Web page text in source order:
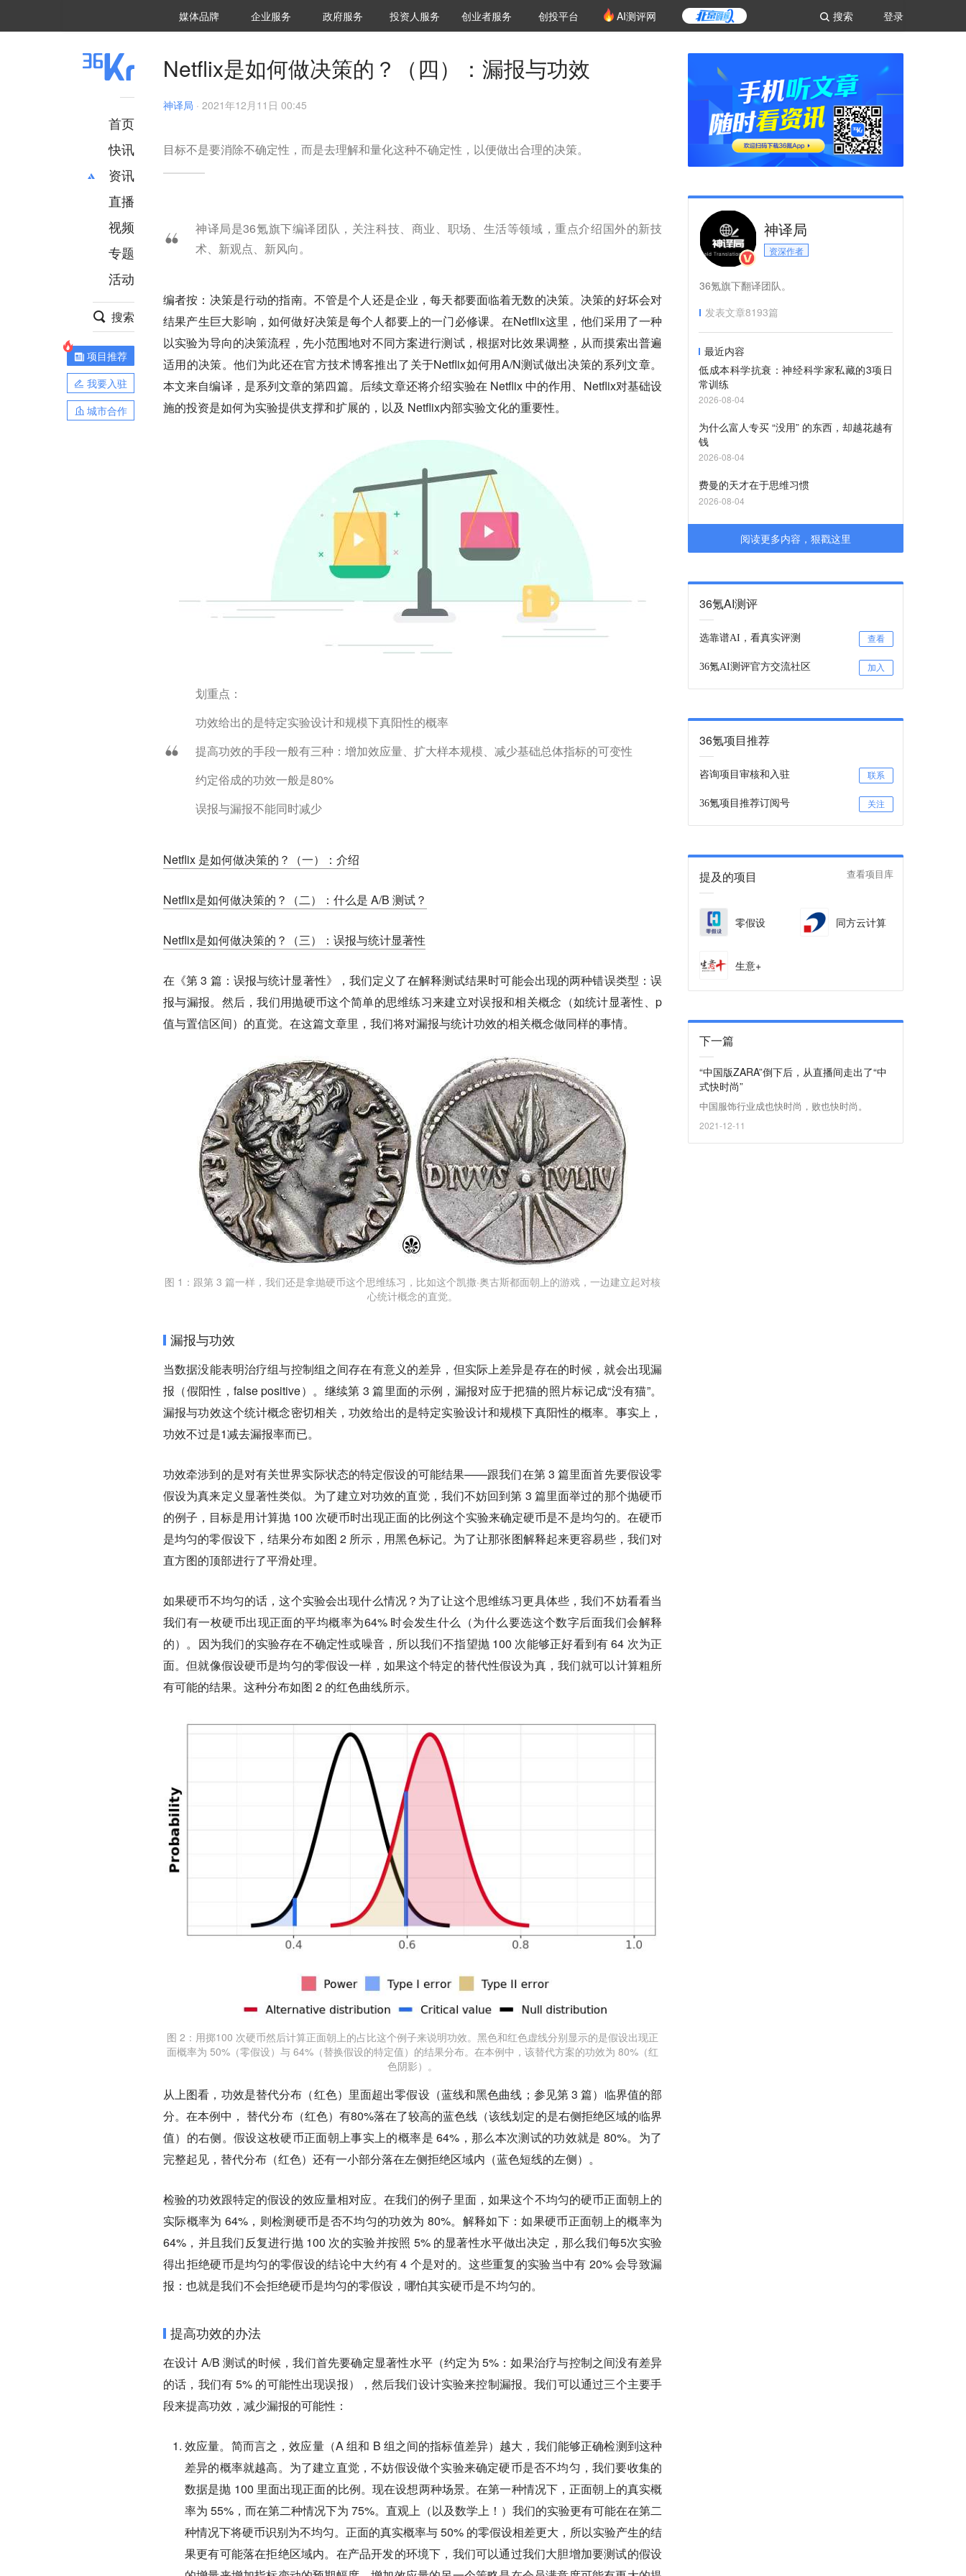
登录
搜索
媒体品牌 36Kr研究院
企业服务 城市之窗
政府服务 VClub投资机构库
投资机构职位推介
投资人服务 创投氪堂
创业者服务 创投平台 AI测评网
首页
快讯
资讯
推荐
财经
项目推荐
安徽
直播
视频
专题
活动
搜索
项目推荐
我要入驻
城市合作
Netflix是如何做决策的？（四）：漏报与功效
神译局 · 2021年12月11日 00:45
目标不是要消除不确定性，而是去理解和量化这种不确定性，以便做出合理的决策。
神译局是36氪旗下编译团队，关注科技、商业、职场、生活等领域，重点介绍国外的新技
术、新观点、新风向。
编者按：决策是行动的指南。不管是个人还是企业，每天都要面临着无数的决策。决策的好坏会对
结果产生巨大影响，如何做好决策是每个人都要上的一门必修课。在Netflix这里，他们采用了一种
以实验为导向的决策流程，先小范围地对不同方案进行测试，根据对比效果调整，从而摸索出普遍
适用的决策。他们为此还在官方技术博客推出了关于Netflix如何用A/N测试做出决策的系列文章。
本文来自编译，是系列文章的第四篇。后续文章还将介绍实验在 Netflix 中的作用、Netflix对基础设
施的投资是如何为实验提供支撑和扩展的，以及 Netflix内部实验文化的重要性。
划重点：
功效给出的是特定实验设计和规模下真阳性的概率
提高功效的手段一般有三种：增加效应量、扩大样本规模、减少基础总体指标的可变性
约定俗成的功效一般是80%
误报与漏报不能同时减少
Netflix 是如何做决策的？（一）：介绍
Netflix是如何做决策的？（二）：什么是 A/B 测试？
Netflix是如何做决策的？（三）：误报与统计显著性
在《第 3 篇：误报与统计显著性》，我们定义了在解释测试结果时可能会出现的两种错误类型：误
报与漏报。然后，我们用抛硬币这个简单的思维练习来建立对误报和相关概念（如统计显著性、p
值与置信区间）的直觉。在这篇文章里，我们将对漏报与统计功效的相关概念做同样的事情。
图 1：跟第 3 篇一样，我们还是拿抛硬币这个思维练习，比如这个凯撒·奥古斯都面朝上的游戏，一边建立起对核
心统计概念的直觉。
漏报与功效
当数据没能表明治疗组与控制组之间存在有意义的差异，但实际上差异是存在的时候，就会出现漏
报（假阳性，false positive）。继续第 3 篇里面的示例，漏报对应于把猫的照片标记成“没有猫”。
漏报与功效这个统计概念密切相关，功效给出的是特定实验设计和规模下真阳性的概率。事实上，
功效不过是1减去漏报率而已。
功效牵涉到的是对有关世界实际状态的特定假设的可能结果——跟我们在第 3 篇里面首先要假设零
假设为真来定义显著性类似。为了建立对功效的直觉，我们不妨回到第 3 篇里面举过的那个抛硬币
的例子，目标是用计算抛 100 次硬币时出现正面的比例这个实验来确定硬币是不是均匀的。在硬币
是均匀的零假设下，结果分布如图 2 所示，用黑色标记。为了让那张图解释起来更容易些，我们对
直方图的顶部进行了平滑处理。
如果硬币不均匀的话，这个实验会出现什么情况？为了让这个思维练习更具体些，我们不妨看看当
我们有一枚硬币出现正面的平均概率为64% 时会发生什么（为什么要选这个数字后面我们会解释
的）。因为我们的实验存在不确定性或噪音，所以我们不指望抛 100 次能够正好看到有 64 次为正
面。但就像假设硬币是均匀的零假设一样，如果这个特定的替代性假设为真，我们就可以计算粗所
有可能的结果。这种分布如图 2 的红色曲线所示。
图 2：用掷100 次硬币然后计算正面朝上的占比这个例子来说明功效。黑色和红色虚线分别显示的是假设出现正
面概率为 50%（零假设）与 64%（替换假设的特定值）的结果分布。在本例中，该替代方案的功效为 80%（红
色阴影）。
从上图看，功效是替代分布（红色）里面超出零假设（蓝线和黑色曲线；参见第 3 篇）临界值的部
分。在本例中， 替代分布（红色）有80%落在了较高的蓝色线（该线划定的是右侧拒绝区域的临界
值）的右侧。假设这枚硬币正面朝上事实上的概率是 64%，那么本次测试的功效就是 80%。为了
完整起见，替代分布（红色）还有一小部分落在左侧拒绝区域内（蓝色短线的左侧）。
检验的功效跟特定的假设的效应量相对应。在我们的例子里面，如果这个不均匀的硬币正面朝上的
实际概率为 64%，则检测硬币是否不均匀的功效为 80%。解释如下：如果硬币正面朝上的概率为
64%，并且我们反复进行抛 100 次的实验并按照 5% 的显著性水平做出决定，那么我们每5次实验
得出拒绝硬币是均匀的零假设的结论中大约有 4 个是对的。这些重复的实验当中有 20% 会导致漏
报：也就是我们不会拒绝硬币是均匀的零假设，哪怕其实硬币是不均匀的。
提高功效的办法
在设计 A/B 测试的时候，我们首先要确定显著性水平（约定为 5%：如果治疗与控制之间没有差异
的话，我们有 5% 的可能性出现误报），然后我们设计实验来控制漏报。我们可以通过三个主要手
段来提高功效，减少漏报的可能性：
效应量。简而言之，效应量（A 组和 B 组之间的指标值差异）越大，我们能够正确检测到这种
差异的概率就越高。为了建立直觉，不妨假设做个实验来确定硬币是否不均匀，我们要收集的
数据是抛 100 里面出现正面的比例。现在设想两种场景。在第一种情况下，正面朝上的真实概
率为 55%，而在第二种情况下为 75%。直观上（以及数学上！）我们的实验更有可能在在第二
种情况下将硬币识别为不均匀。正面的真实概率与 50% 的零假设相差更大，所以实验产生的结
果更有可能落在拒绝区域内。在产品开发的环境下，我们可以通过我们大胆增加要测试的假设
神译局
资深作者
36氪旗下翻译团队。
发表文章8193篇
最近内容
低成本科学抗衰：神经科学家私藏的3项日
常训练
2026-08-04
为什么富人专买 “没用” 的东西，却越花越有
钱
2026-08-04
费曼的天才在于思维习惯
2026-08-04
阅读更多内容，狠戳这里
36氪AI测评
选靠谱AI，看真实评测 查看
36氪AI测评官方交流社区 加入
36氪项目推荐
咨询项目审核和入驻 联系
36氪项目推荐订阅号 关注
提及的项目 查看项目库
零假设 同方云计算
生意+
下一篇
“中国版ZARA”倒下后，从直播间走出了“中
式快时尚”
中国服饰行业成也快时尚，败也快时尚。
2021-12-11